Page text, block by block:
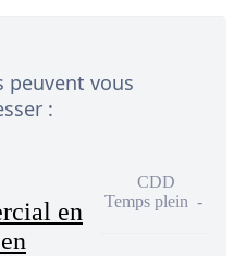
peuvent vous
:
en
CDD
Temps plein